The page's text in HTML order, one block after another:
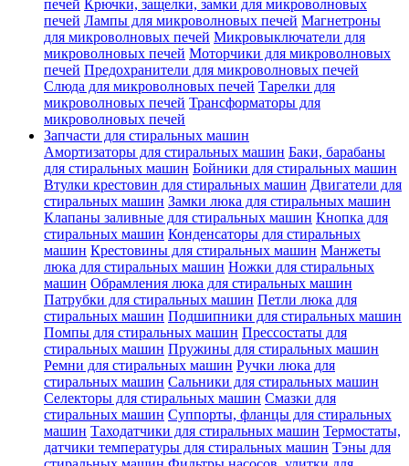
печей Крючки, защелки, замки для микроволновых
печей Лампы для микроволновых печей Магнетроны
для микроволновых печей Микровыключатели для
микроволновых печей Моторчики для микроволновых
печей Предохранители для микроволновых печей
Слюда для микроволновых печей Тарелки для
микроволновых печей Трансформаторы для
микроволновых печей
Запчасти для стиральных машин
Амортизаторы для стиральных машин Баки, барабаны
для стиральных машин Бойники для стиральных машин
Втулки крестовин для стиральных машин Двигатели для
стиральных машин Замки люка для стиральных машин
Клапаны заливные для стиральных машин Кнопка для
стиральных машин Конденсаторы для стиральных
машин Крестовины для стиральных машин Манжеты
люка для стиральных машин Ножки для стиральных
машин Обрамления люка для стиральных машин
Патрубки для стиральных машин Петли люка для
стиральных машин Подшипники для стиральных машин
Помпы для стиральных машин Прессостаты для
стиральных машин Пружины для стиральных машин
Ремни для стиральных машин Ручки люка для
стиральных машин Сальники для стиральных машин
Селекторы для стиральных машин Смазки для
стиральных машин Суппорты, фланцы для стиральных
машин Таходатчики для стиральных машин Термостаты,
датчики температуры для стиральных машин Тэны для